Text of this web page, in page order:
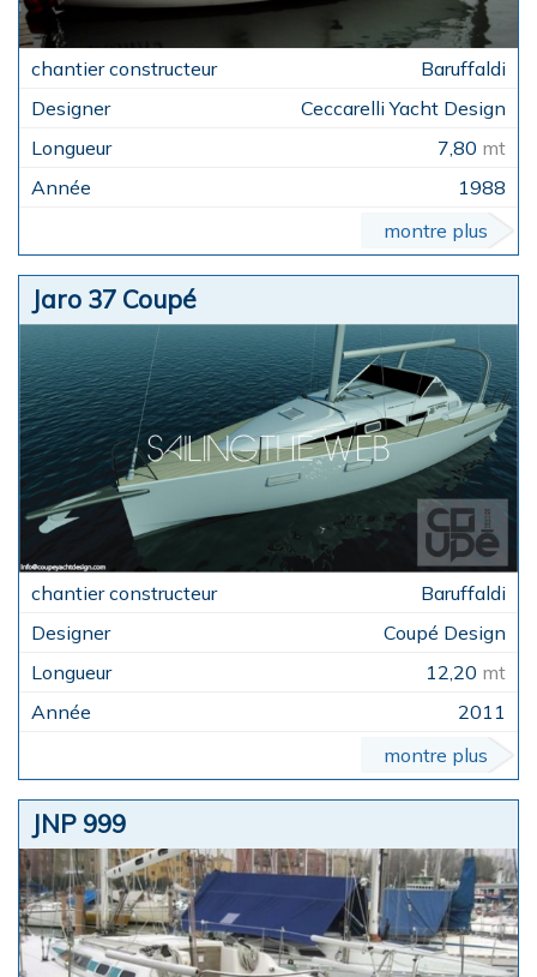
Baruffaldi
Ceccarelli Yacht Design
7,80 mt
1988
montre plus
Jaro 37 Coupé
Baruffaldi
Coupé Design
12,20 mt
2011
montre plus
JNP 999